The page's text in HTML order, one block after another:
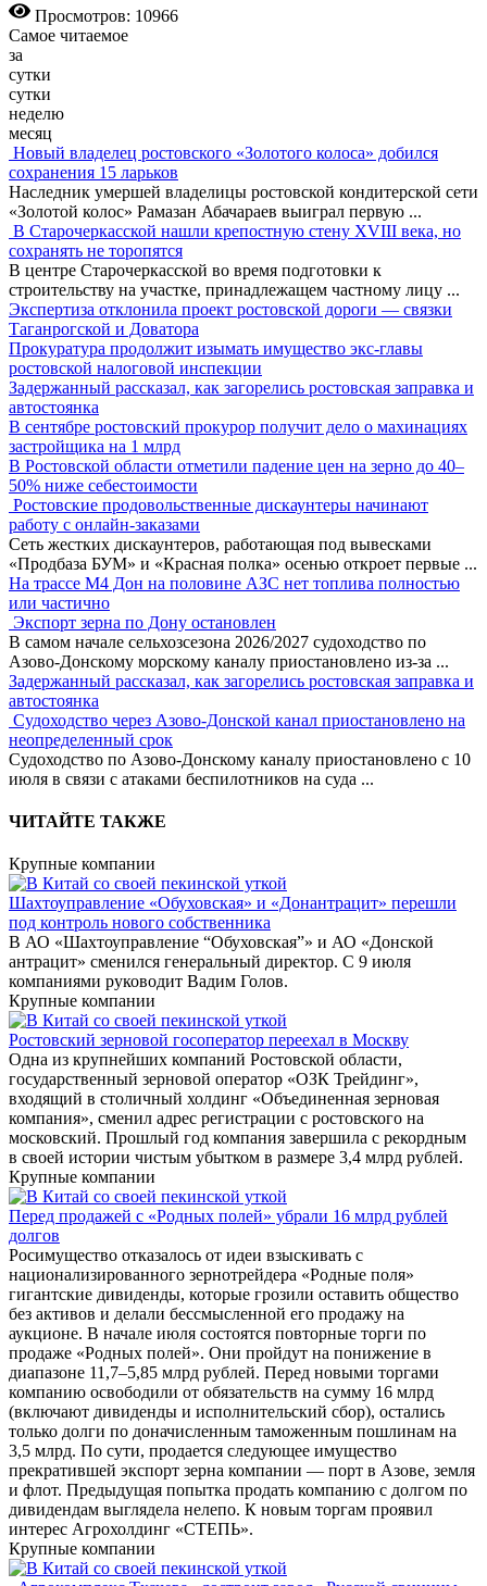
Просмотров: 10966
Самое читаемое
за
сутки
сутки
неделю
месяц
Новый владелец ростовского «Золотого колоса» добился
сохранения 15 ларьков
Наследник умершей владелицы ростовской кондитерской сети
«Золотой колос» Рамазан Абачараев выиграл первую ...
В Старочеркасской нашли крепостную стену XVIII века, но
сохранять не торопятся
В центре Старочеркасской во время подготовки к
строительству на участке, принадлежащем частному лицу ...
Экспертиза отклонила проект ростовской дороги — связки
Таганрогской и Доватора
Прокуратура продолжит изымать имущество экс-главы
ростовской налоговой инспекции
Задержанный рассказал, как загорелись ростовская заправка и
автостоянка
В сентябре ростовский прокурор получит дело о махинациях
застройщика на 1 млрд
В Ростовской области отметили падение цен на зерно до 40–
50% ниже себестоимости
Ростовские продовольственные дискаунтеры начинают
работу с онлайн-заказами
Сеть жестких дискаунтеров, работающая под вывесками
«Продбаза БУМ» и «Красная полка» осенью откроет первые ...
На трассе М4 Дон на половине АЗС нет топлива полностью
или частично
Экспорт зерна по Дону остановлен
В самом начале сельхозсезона 2026/2027 судоходство по
Азово-Донскому морскому каналу приостановлено из-за ...
Задержанный рассказал, как загорелись ростовская заправка и
автостоянка
Судоходство через Азово-Донской канал приостановлено на
неопределенный срок
Судоходство по Азово-Донскому каналу приостановлено с 10
июля в связи с атаками беспилотников на суда ...
ЧИТАЙТЕ ТАКЖЕ
Крупные компании
Шахтоуправление «Обуховская» и «Донантрацит» перешли
под контроль нового собственника
В АО «Шахтоуправление “Обуховская”» и АО «Донской
антрацит» сменился генеральный директор. С 9 июля
компаниями руководит Вадим Голов.
Крупные компании
Ростовский зерновой госоператор переехал в Москву
Одна из крупнейших компаний Ростовской области,
государственный зерновой оператор «ОЗК Трейдинг»,
входящий в столичный холдинг «Объединенная зерновая
компания», сменил адрес регистрации с ростовского на
московский. Прошлый год компания завершила с рекордным
в своей истории чистым убытком в размере 3,4 млрд рублей.
Крупные компании
Перед продажей с «Родных полей» убрали 16 млрд рублей
долгов
Росимущество отказалось от идеи взыскивать с
национализированного зернотрейдера «Родные поля»
гигантские дивиденды, которые грозили оставить общество
без активов и делали бессмысленной его продажу на
аукционе. В начале июля состоятся повторные торги по
продаже «Родных полей». Они пройдут на понижение в
диапазоне 11,7–5,85 млрд рублей. Перед новыми торгами
компанию освободили от обязательств на сумму 16 млрд
(включают дивиденды и исполнительский сбор), остались
только долги по доначисленным таможенным пошлинам на
3,5 млрд. По сути, продается следующее имущество
прекратившей экспорт зерна компании — порт в Азове, земля
и флот. Предыдущая попытка продать компанию с долгом по
дивидендам выглядела нелепо. К новым торгам проявил
интерес Агрохолдинг «СТЕПЬ».
Крупные компании